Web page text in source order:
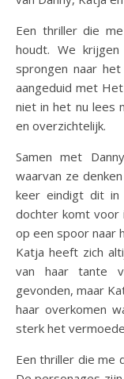
Een thriller die
houdt. We
sprongen naar
aangeduid met
niet in het nu lees
en overzichtelijk.
Samen met
waarvan ze
keer eindigt dit in
dochter komt voor
op een spoor naar
Katja heeft zich
van haar tante
gevonden, maar
haar overkomen
sterk het
Een thriller die me